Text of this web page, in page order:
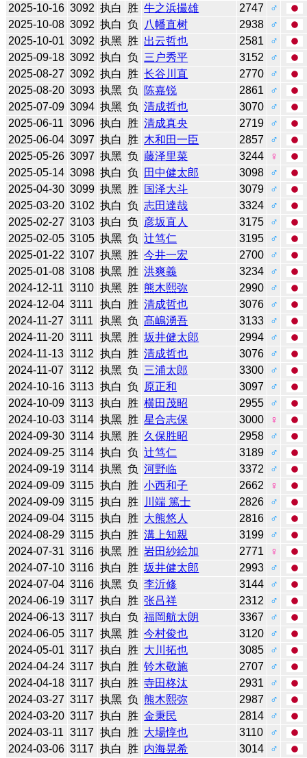
2025-10-16 3092 执白 胜 牛之浜撮雄 2747
♂
2025-10-08 3092 执白 负 八幡直树 2938
♂
2025-10-01 3092 执黑 胜 出云哲也 2581
♂
2025-09-18 3092 执白 负 三户秀平 3152
♂
2025-08-27 3092 执白 胜 长谷川直 2770
♂
2025-08-20 3093 执黑 负 陈嘉锐 2861
♂
2025-07-09 3094 执黑 负 清成哲也 3070
♂
2025-06-11 3096 执白 胜 清成真央 2719
♂
2025-06-04 3097 执白 胜 木和田一臣 2857
♂
2025-05-26 3097 执黑 负 藤泽里菜 3244
♀
2025-05-14 3098 执白 负 田中健太郎 3098
♂
2025-04-30 3099 执黑 胜 国泽大斗 3079
♂
2025-03-20 3102 执白 负 志田達哉 3324
♂
2025-02-27 3103 执白 负 彦坂直人 3175
♂
2025-02-05 3105 执黑 负 辻笃仁 3195
♂
2025-01-22 3107 执黑 胜 今井一宏 2700
♂
2025-01-08 3108 执黑 胜 洪爽義 3234
♂
2024-12-11 3110 执黑 胜 熊木熙弥 2990
♂
2024-12-04 3111 执白 胜 清成哲也 3076
♂
2024-11-27 3111 执黑 负 髙嶋湧吾 3133
♂
2024-11-20 3111 执黑 胜 坂井健太郎 2994
♂
2024-11-13 3112 执白 胜 清成哲也 3076
♂
2024-11-07 3112 执黑 负 三浦太郎 3300
♂
2024-10-16 3113 执白 负 原正和 3097
♂
2024-10-09 3113 执白 胜 横田茂昭 2955
♂
2024-10-03 3114 执黑 胜 星合志保 3000
♀
2024-09-30 3114 执黑 胜 久保胜昭 2958
♂
2024-09-25 3114 执白 负 辻笃仁 3189
♂
2024-09-19 3114 执黑 负 河野临 3372
♂
2024-09-09 3115 执白 胜 小西和子 2662
♀
2024-09-09 3115 执白 胜 川端 篤士 2826
♂
2024-09-04 3115 执白 胜 大熊悠人 2816
♂
2024-08-29 3115 执白 胜 溝上知親 3199
♂
2024-07-31 3116 执黑 胜 岩田紗絵加 2771
♀
2024-07-10 3116 执白 胜 坂井健太郎 2993
♂
2024-07-04 3116 执黑 负 李沂修 3144
♂
2024-06-19 3117 执白 胜 张吕祥 2312
♂
2024-06-13 3117 执白 负 福岡航太朗 3367
♂
2024-06-05 3117 执黑 胜 今村俊也 3120
♂
2024-05-01 3117 执白 胜 大川拓也 3085
♂
2024-04-24 3117 执白 胜 铃木敬施 2707
♂
2024-04-18 3117 执白 胜 寺田柊汰 2931
♂
2024-03-27 3117 执黑 负 熊木熙弥 2987
♂
2024-03-20 3117 执白 胜 金秉民 2814
♂
2024-03-11 3117 执白 胜 大場惇也 3110
♂
2024-03-06 3117 执白 胜 内海晃希 3014
♂